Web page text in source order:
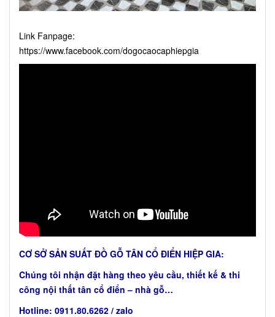
Link Fanpage:
https://www.facebook.com/dogocaocaphiepgia
CƠ SỞ SẢN SUẤT ĐỒ GỖ TÂN CỔ ĐIỂN HIỆP GIA:
Chúng tôi nhận đặt hàng theo yêu cầu, thiết kế & thi
công nội thất tân cổ điển – nhà gỗ…
Hotline: 0911.80.6262 / zalo